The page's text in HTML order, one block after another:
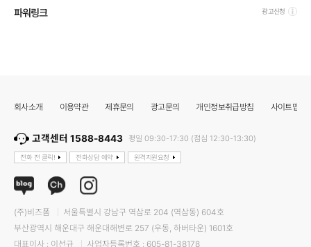
파워링크 광고신청
회사소개 이용약관 제휴문의 광고문의 개인정보취급방침 사이트맵
고객센터 1588-8443 평일 09:30-17:30 (점심 12:30-13:30)
전화 전 클릭! 전화상담 예약 원격지원요청
(주)비즈폼
서울특별시 강남구 역삼로 204 (역삼동) 604호
부산광역시 해운대구 해운대해변로 257 (우동, 하버타운) 1601호
대표이사 : 이선규
사업자등록번호 : 605-81-38178